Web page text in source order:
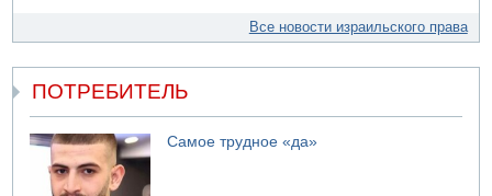
Все новости израильского права
ПОТРЕБИТЕЛЬ
Самое трудное «да»